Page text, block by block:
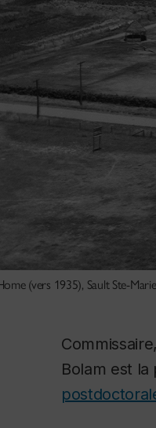
(vers 1935), Sault Ste-
Bolam est